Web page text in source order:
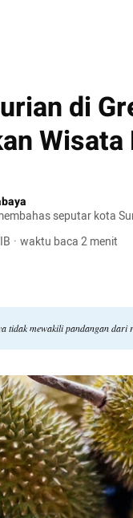
di
seputar kota
· waktu baca 2 menit
tidak mewakili pandangan dari